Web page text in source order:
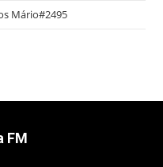
Mário#2495
FM